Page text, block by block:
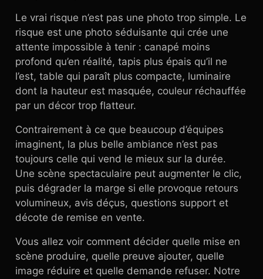
Le vrai risque n’est pas une photo trop simple. Le
risque est une photo séduisante qui crée une
attente impossible à tenir : canapé moins
profond qu’en réalité, tapis plus épais qu’il ne
l’est, table qui paraît plus compacte, luminaire
dont la hauteur est masquée, couleur réchauffée
par un décor trop flatteur.
Contrairement à ce que beaucoup d’équipes
imaginent, la plus belle ambiance n’est pas
toujours celle qui vend le mieux sur la durée.
Une scène spectaculaire peut augmenter le clic,
puis dégrader la marge si elle provoque retours
volumineux, avis déçus, questions support et
décote de remise en vente.
Vous allez voir comment décider quelle mise en
scène produire, quelle preuve ajouter, quelle
image réduire et quelle demande refuser. Notre